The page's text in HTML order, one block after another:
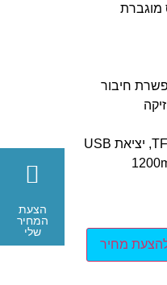
מוגברת
מחיר
הצעת
המחיר
שלי